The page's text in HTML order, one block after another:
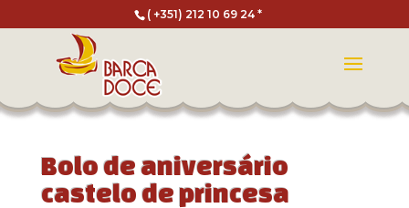
( +351) 212 10 69 24 *
Bolo de aniversário
castelo de princesa